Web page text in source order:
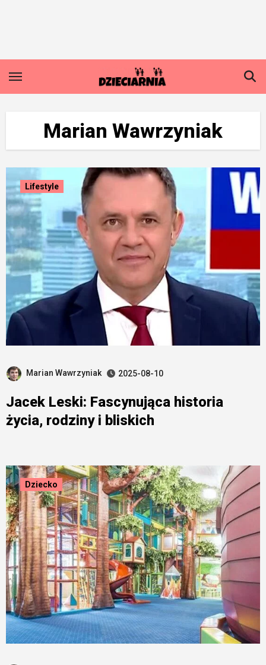
Marian Wawrzyniak
Lifestyle
Marian Wawrzyniak 2025-08-10
Jacek Leski: Fascynująca historia
życia, rodziny i bliskich
Dziecko